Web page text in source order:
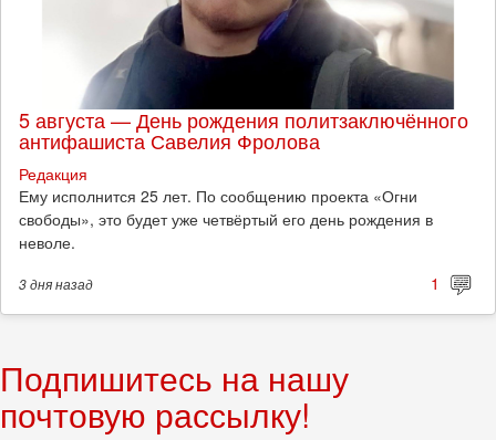
5 августа — День рождения политзаключённого
антифашиста Савелия Фролова
Редакция
Ему исполнится 25 лет. По сообщению проекта «Огни
свободы», это будет уже четвёртый его день рождения в
неволе.
3 дняназад 1
Подпишитесь на нашу
почтовую рассылку!